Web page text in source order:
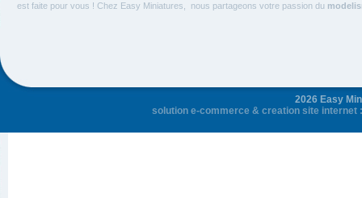
est faite pour vous ! Chez Easy Miniatures, nous partageons votre passion du
2026 Easy
solution e-commerce & creation site internet